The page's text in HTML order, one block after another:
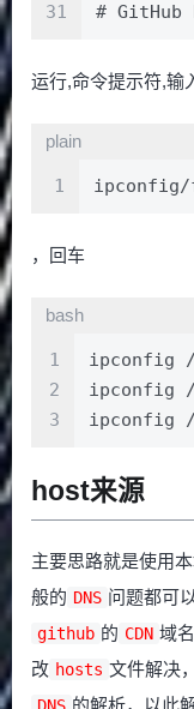
31
# GitHub
运行,命令提示符,输
plain
1 ipconfig/
，回车
bash
1
2
3
ipconfig /
ipconfig
ipconfig /
host来源
主要思路就是使用
般的 DNS 问题都可
github 的 CDN 域
改 hosts 文件解决
的解析，以此